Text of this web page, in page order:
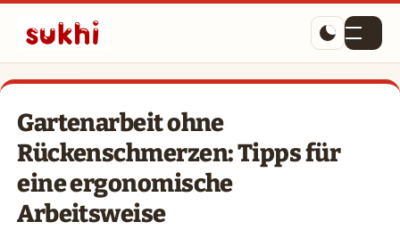
Menü
Gartenarbeit ohne
Rückenschmerzen: Tipps für
eine ergonomische
Arbeitsweise